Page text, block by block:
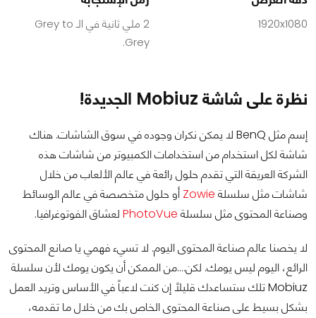
1920x1080
2 ملي ثانية في الـ Grey to
Grey.
نظرة على شاشة Mobiuz الجديدة!
إسم مثل BenQ لا يمكن نكران وجوده في سوق الشاشات. هناك
شاشة لكل استخدام من استخدامات الكمبيوتر من شاشات هذه
الشركة العريقة التي تقدم حلول رائعة في عالم الألعاب من خلال
شاشات مثل سلسلة Zowie أو حلول متخصصة في عالم الوسائط
وصناعة المحتوى مثل سلسلة PhotoVue لعشاق الفوتوغرافيا.
لا يخصنا عالم صناعة المحتوى اليوم. لا تسيء فهمي يا صانع المحتوى
الرائع، اليوم ليس يومك. لكن….من الممكن أن يكون يومك لأن سلسلة
Mobiuz تلك ستساعدك قليلاً إن كنت لاعباً في الأساس وتريد العمل
بشكل بسيط على صناعة المحتوى الخاص بك من خلال ما تقدمه،